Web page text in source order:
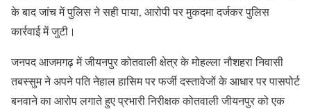
के बाद जांच में पुलिस ने सही पाया, आरोपी पर मुकदमा दर्जकर पुलिस
कार्रवाई में जुटी।
जनपद आजमगढ़ में जीयनपुर कोतवाली क्षेत्र के मोहल्ला नौशहरा निवासी
तबस्सुम ने अपने पति नेहाल हासिम पर फर्जी दस्तावेजों के आधार पर पासपोर्ट
बनवाने का आरोप लगाते हुए प्रभारी निरीक्षक कोतवाली जीयनपुर को एक